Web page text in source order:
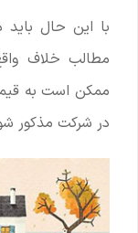
با این حال
مطالب خلاف
ممکن است به
در شرکت مذکور